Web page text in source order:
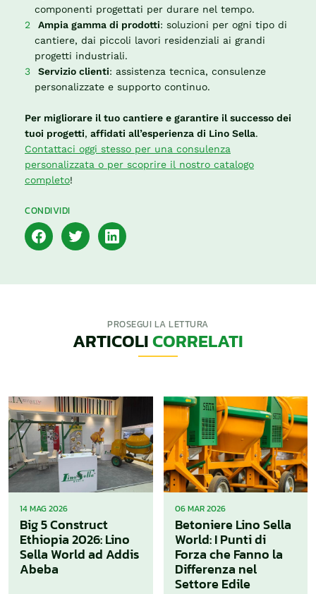
componenti progettati per durare nel tempo.
Ampia gamma di prodotti: soluzioni per ogni tipo di
cantiere, dai piccoli lavori residenziali ai grandi
progetti industriali.
Servizio clienti: assistenza tecnica, consulenze
personalizzate e supporto continuo.
Per migliorare il tuo cantiere e garantire il successo dei
tuoi progetti, affidati all’esperienza di Lino Sella.
Contattaci oggi stesso per una consulenza
personalizzata o per scoprire il nostro catalogo
completo!
CONDIVIDI
PROSEGUI LA LETTURA
ARTICOLICORRELATI
14 MAG 2026
Big 5 Construct
Ethiopia 2026: Lino
Sella World ad Addis
Abeba
06 MAR 2026
Betoniere Lino Sella
World: I Punti di
Forza che Fanno la
Differenza nel
Settore Edile